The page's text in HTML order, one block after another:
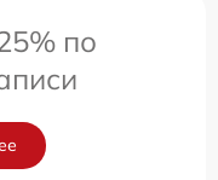
по